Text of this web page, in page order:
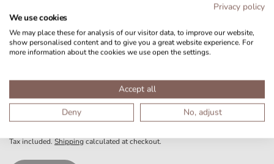
Privacy policy
We use cookies
We may place these for analysis of our visitor data, to improve our website,
show personalised content and to give you a great website experience. For
more information about the cookies we use open the settings.
Accept all
Deny
No, adjust
Tutustu Nucu-tuotepakettiin
Nucu-alusta asennetaan helposti ja nopeasti vauvan
nukkumaympäristöön.
£19.99 GBP Sold out
Tax included. Shippingcalculated at checkout.